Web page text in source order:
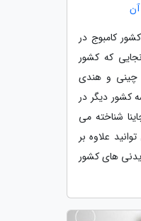
کامبوج در
که کشور
چینی و هندی
کشور دیگر در
شناخته می
علاوه بر
های کشور